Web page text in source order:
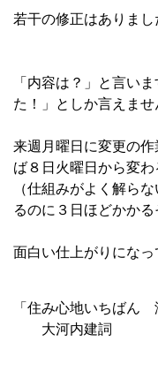
若干の修正はありまし
「内容は？」と言い
た！」としか言えませ
来週月曜日に変更の
ば８日火曜日から変わ
（仕組みがよく解ら
るのに３日ほどかかる
面白い仕上がりになっ
「住み心地いちばん
大河内建詞